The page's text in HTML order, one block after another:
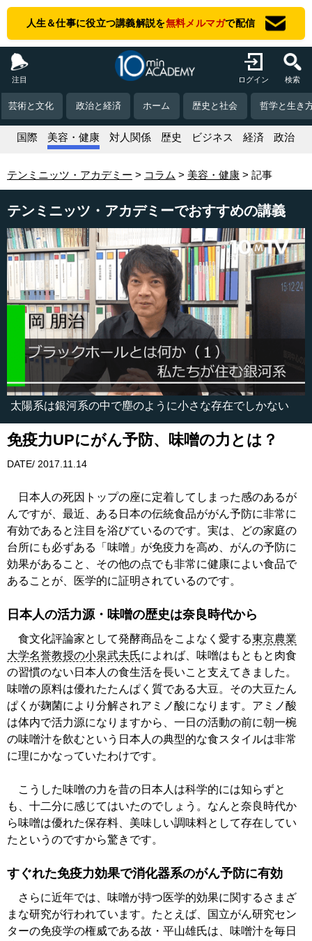
人生＆仕事に役立つ講義解説を無料メルマガで配信
注目 ログイン 検索
芸術と文化 政治と経済 ホーム 歴史と社会 哲学と生き
国際 美容・健康 対人関係 歴史 ビジネス 経済 政治
テンミニッツ・アカデミー コラム 美容・健康 記事
テンミニッツ・アカデミーでおすすめの講義
太陽系は銀河系の中で塵のように小さな存在でしかない
免疫力UPにがん予防、味噌の力とは？
DATE/ 2017.11.14
日本人の死因トップの座に定着してしまった感のあるが
んですが、最近、ある日本の伝統食品ががん予防に非常に
有効であると注目を浴びているのです。実は、どの家庭の
台所にも必ずある「味噌」が免疫力を高め、がんの予防に
効果があること、その他の点でも非常に健康によい食品で
あることが、医学的に証明されているのです。
日本人の活力源・味噌の歴史は奈良時代から
食文化評論家として発酵商品をこよなく愛する東京農業
大学名誉教授の小泉武夫氏によれば、味噌はもともと肉食
の習慣のない日本人の食生活を長いこと支えてきました。
味噌の原料は優れたたんぱく質である大豆。その大豆たん
ぱくが麹菌により分解されアミノ酸になります。アミノ酸
は体内で活力源になりますから、一日の活動の前に朝一椀
の味噌汁を飲むという日本人の典型的な食スタイルは非常
に理にかなっていたわけです。
こうした味噌の力を昔の日本人は科学的には知らずと
も、十二分に感じてはいたのでしょう。なんと奈良時代か
ら味噌は優れた保存料、美味しい調味料として存在してい
たというのですから驚きです。
すぐれた免疫力効果で消化器系のがん予防に有効
さらに近年では、味噌が持つ医学的効果に関するさまざ
まな研究が行われています。たとえば、国立がん研究セン
ターの免疫学の権威である故・平山雄氏は、味噌汁を毎日